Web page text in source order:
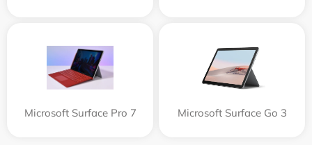
Microsoft Surface Pro 7 Microsoft Surface Go 3